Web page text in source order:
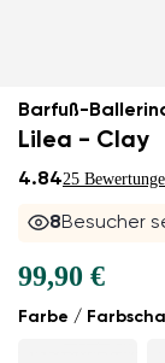
Barfuß-
Lilea - Clay
4.8425
8Besucher
Farbe /
99,90 €